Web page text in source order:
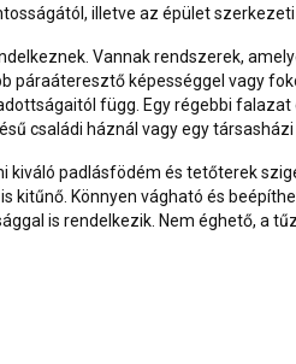
illetve az épület szerkezeti
Vannak rendszerek,
páraáteresztő képességgel vagy
függ. Egy régebbi falazat
családi háznál vagy egy társasházi
kiváló padlásfödém és tetőterek
kitűnő. Könnyen vágható és
is rendelkezik. Nem éghető, a